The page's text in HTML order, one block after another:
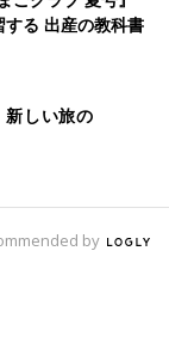
する 出産の教科書
しい旅の
by